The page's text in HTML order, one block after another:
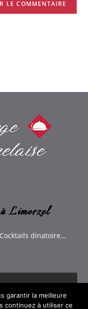
Limerzel
dinatoire…
garantir la meilleure
continuez à utiliser ce